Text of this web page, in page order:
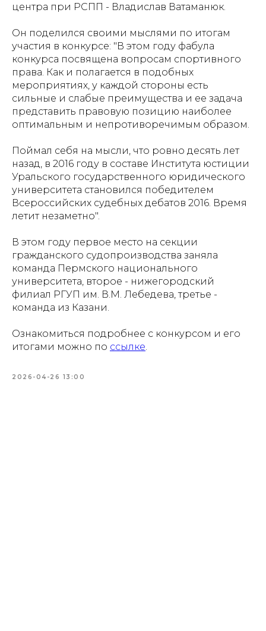
центра при РСПП - Владислав Ватаманюк.
Он поделился своими мыслями по итогам
участия в конкурсе: "В этом году фабула
конкурса посвящена вопросам спортивного
права. Как и полагается в подобных
мероприятиях, у каждой стороны есть
сильные и слабые преимущества и ее задача
представить правовую позицию наиболее
оптимальным и непротиворечимым образом.
Поймал себя на мысли, что ровно десять лет
назад, в 2016 году в составе Института юстиции
Уральского государственного юридического
университета становился победителем
Всероссийских судебных дебатов 2016. Время
летит незаметно".
В этом году первое место на секции
гражданского судопроизводства заняла
команда Пермского национального
университета, второе - нижегородский
филиал РГУП им. В.М. Лебедева, третье -
команда из Казани.
Ознакомиться подробнее с конкурсом и его
итогами можно по ссылке
2026-04-26 13:00